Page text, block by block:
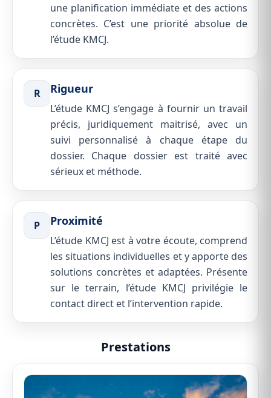
une planification immédiate et des actions
concrètes. C’est une priorité absolue de
l’étude KMCJ.
R Rigueur
L’étude KMCJ s’engage à fournir un travail
précis, juridiquement maitrisé, avec un
suivi personnalisé à chaque étape du
dossier. Chaque dossier est traité avec
sérieux et méthode.
P Proximité
L’étude KMCJ est à votre écoute, comprend
les situations individuelles et y apporte des
solutions concrètes et adaptées. Présente
sur le terrain, l’étude KMCJ privilégie le
contact direct et l’intervention rapide.
Prestations